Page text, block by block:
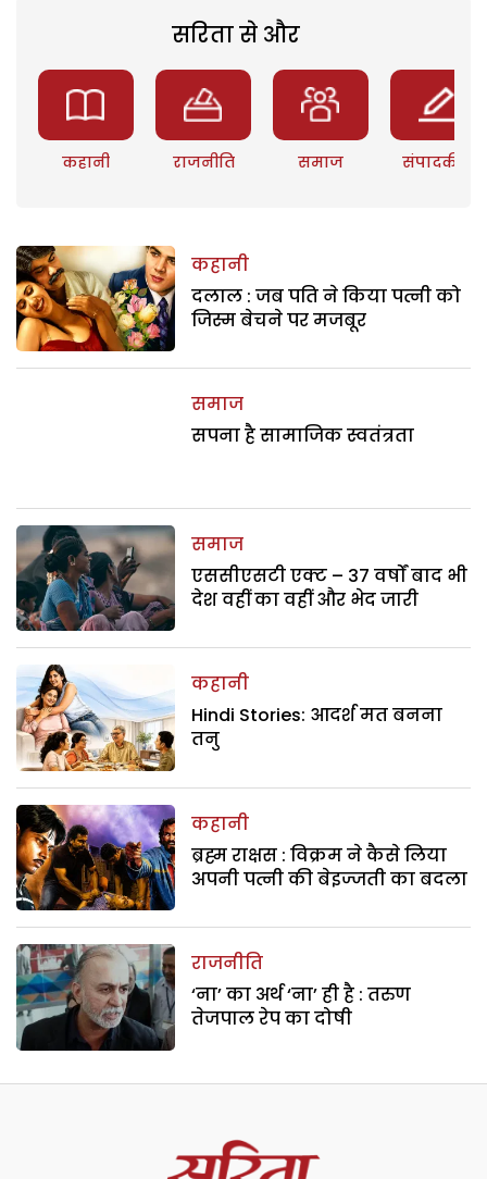
सरिता से और
कहानी राजनीति समाज संपादकीय
कहानी
दलाल : जब पति ने किया पत्नी को
जिस्म बेचने पर मजबूर
समाज
सपना है सामाजिक स्वतंत्रता
समाज
एससीएसटी एक्ट – 37 वर्षों बाद भी
देश वहीं का वहीं और भेद जारी
कहानी
Hindi Stories: आदर्श मत बनना
तनु
कहानी
ब्रह्म राक्षस : विक्रम ने कैसे लिया
अपनी पत्नी की बेइज्जती का बदला
राजनीति
‘ना’ का अर्थ ‘ना’ ही है : तरुण
तेजपाल रेप का दोषी